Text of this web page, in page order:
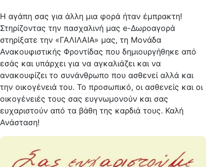
Η αγάπη σας για άλλη μια φορά ήταν έμπρακτη!
Στηρίζοντας την πασχαλινή μας e-Δωροαγορά
στηρίξατε την «ΓΑΛΙΛΑΙΑ» μας, τη Μονάδα
Ανακουφιστικής Φροντίδας που δημιουργήθηκε από
εσάς και υπάρχει για να αγκαλιάζει και να
ανακουφίζει το συνάνθρωπο που ασθενεί αλλά και
την οικογένειά του. Το προσωπικό, οι ασθενείς και οι
οικογένειές τους σας ευγνωμονούν και σας
ευχαριστούν από τα βάθη της καρδιά τους. Καλή
Ανάσταση!